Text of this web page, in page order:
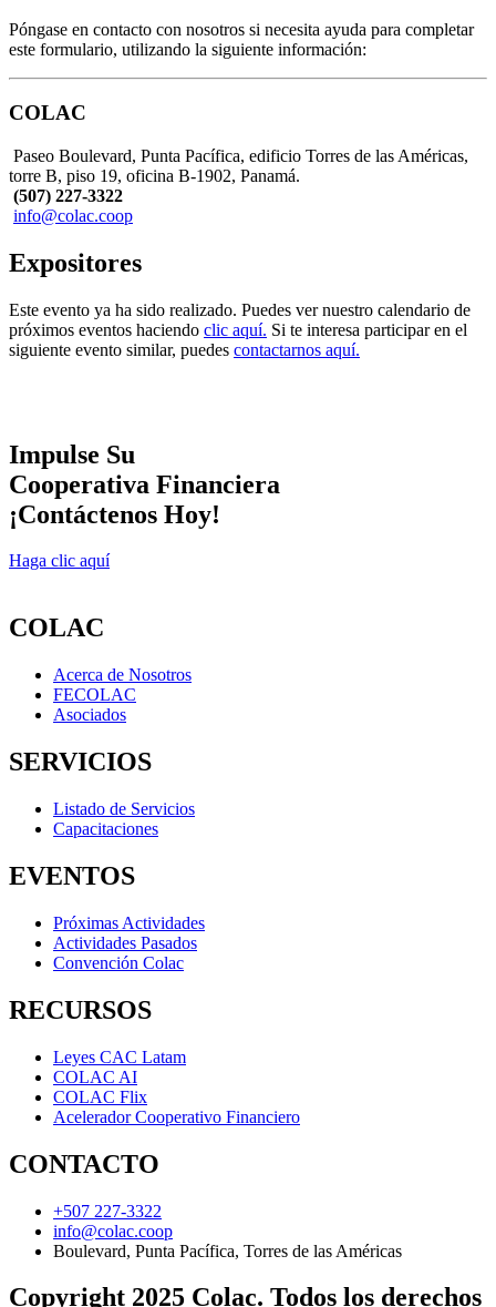
Póngase en contacto con nosotros si necesita ayuda para completar
este formulario, utilizando la siguiente información:
COLAC
Paseo Boulevard, Punta Pacífica, edificio Torres de las Américas,
torre B, piso 19, oficina B-1902, Panamá.
(507) 227-3322
info@colac.coop
Expositores
Este evento ya ha sido realizado. Puedes ver nuestro calendario de
próximos eventos haciendo clic aquí. Si te interesa participar en el
siguiente evento similar, puedes contactarnos aquí.
Impulse Su
Cooperativa Financiera
¡Contáctenos Hoy!
Haga clic aquí
COLAC
Acerca de Nosotros
FECOLAC
Asociados
SERVICIOS
Listado de Servicios
Capacitaciones
EVENTOS
Próximas Actividades
Actividades Pasados
Convención Colac
RECURSOS
Leyes CAC Latam
COLAC AI
COLAC Flix
Acelerador Cooperativo Financiero
CONTACTO
+507 227-3322
info@colac.coop
Boulevard, Punta Pacífica, Torres de las Américas
Copyright 2025 Colac. Todos los derechos